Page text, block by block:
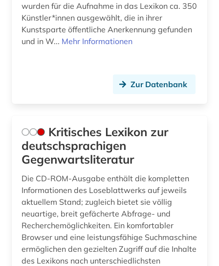
wurden für die Aufnahme in das Lexikon ca. 350
Künstler*innen ausgewählt, die in ihrer
Kunstsparte öffentliche Anerkennung gefunden
und in W... Mehr Informationen
Zur Datenbank
Kritisches Lexikon zur
deutschsprachigen
Gegenwartsliteratur
Die CD-ROM-Ausgabe enthält die kompletten
Informationen des Loseblattwerks auf jeweils
aktuellem Stand; zugleich bietet sie völlig
neuartige, breit gefächerte Abfrage- und
Recherchemöglichkeiten. Ein komfortabler
Browser und eine leistungsfähige Suchmaschine
ermöglichen den gezielten Zugriff auf die Inhalte
des Lexikons nach unterschiedlichsten